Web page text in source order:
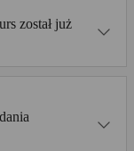
został już